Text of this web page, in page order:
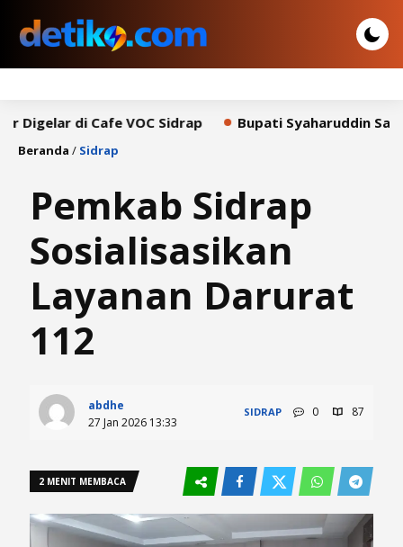
di Cafe VOC Sidrap Bupati Syaharuddin Sampaikan
Beranda / Sidrap
Pemkab Sidrap
Sosialisasikan
Layanan Darurat
112
abdhe
27 Jan 2026 13:33
SIDRAP 0 87
2 MENIT MEMBACA